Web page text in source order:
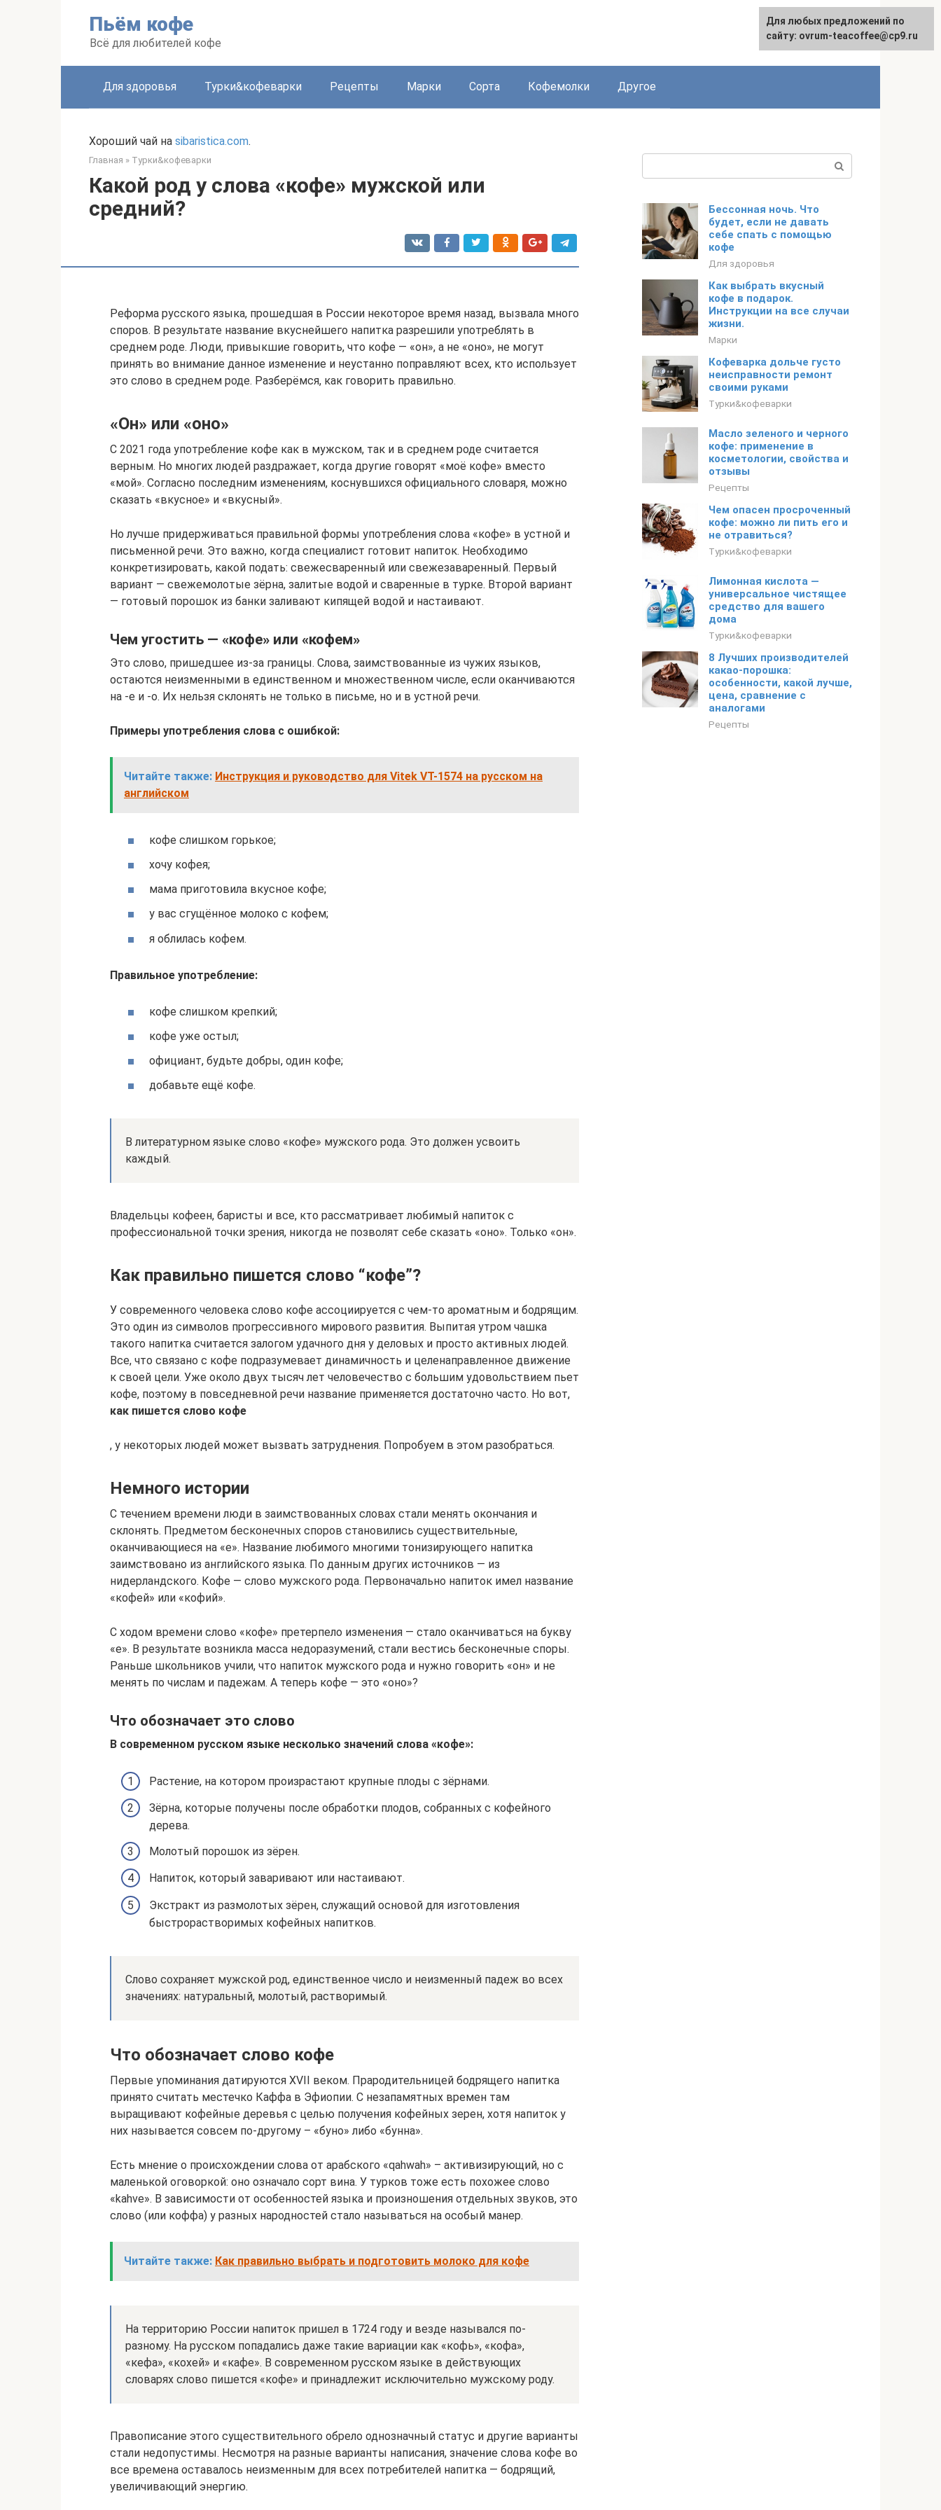
Пьём кофе
Всё для любителей кофе
English
Для здоровья Турки&кофеварки Рецепты Марки Сорта Кофемолки Другое
Хороший чай на sibaristica.com.
Главная » Турки&кофеварки
Какой род у слова «кофе» мужской или
средний?
Реформа русского языка, прошедшая в России некоторое время назад, вызвала много
споров. В результате название вкуснейшего напитка разрешили употреблять в
среднем роде. Люди, привыкшие говорить, что кофе — «он», а не «оно», не могут
принять во внимание данное изменение и неустанно поправляют всех, кто использует
это слово в среднем роде. Разберёмся, как говорить правильно.
«Он» или «оно»
С 2021 года употребление кофе как в мужском, так и в среднем роде считается
верным. Но многих людей раздражает, когда другие говорят «моё кофе» вместо
«мой». Согласно последним изменениям, коснувшихся официального словаря, можно
сказать «вкусное» и «вкусный».
Но лучше придерживаться правильной формы употребления слова «кофе» в устной и
письменной речи. Это важно, когда специалист готовит напиток. Необходимо
конкретизировать, какой подать: свежесваренный или свежезаваренный. Первый
вариант — свежемолотые зёрна, залитые водой и сваренные в турке. Второй вариант
— готовый порошок из банки заливают кипящей водой и настаивают.
Чем угостить — «кофе» или «кофем»
Это слово, пришедшее из-за границы. Слова, заимствованные из чужих языков,
остаются неизменными в единственном и множественном числе, если оканчиваются
на -е и -о. Их нельзя склонять не только в письме, но и в устной речи.
Примеры употребления слова с ошибкой:
Читайте также: Инструкция и руководство для Vitek VT-1574 на русском на
английском
кофе слишком горькое;
хочу кофея;
мама приготовила вкусное кофе;
у вас сгущённое молоко с кофем;
я облилась кофем.
Правильное употребление:
кофе слишком крепкий;
кофе уже остыл;
официант, будьте добры, один кофе;
добавьте ещё кофе.
В литературном языке слово «кофе» мужского рода. Это должен усвоить
каждый.
Владельцы кофеен, баристы и все, кто рассматривает любимый напиток с
профессиональной точки зрения, никогда не позволят себе сказать «оно». Только «он».
Как правильно пишется слово “кофе”?
У современного человека слово кофе ассоциируется с чем-то ароматным и бодрящим.
Это один из символов прогрессивного мирового развития. Выпитая утром чашка
такого напитка считается залогом удачного дня у деловых и просто активных людей.
Все, что связано с кофе подразумевает динамичность и целенаправленное движение
к своей цели. Уже около двух тысяч лет человечество с большим удовольствием пьет
кофе, поэтому в повседневной речи название применяется достаточно часто. Но вот,
как пишется слово кофе
, у некоторых людей может вызвать затруднения. Попробуем в этом разобраться.
Немного истории
С течением времени люди в заимствованных словах стали менять окончания и
склонять. Предметом бесконечных споров становились существительные,
оканчивающиеся на «е». Название любимого многими тонизирующего напитка
заимствовано из английского языка. По данным других источников — из
нидерландского. Кофе — слово мужского рода. Первоначально напиток имел название
«кофей» или «кофий».
С ходом времени слово «кофе» претерпело изменения — стало оканчиваться на букву
«е». В результате возникла масса недоразумений, стали вестись бесконечные споры.
Раньше школьников учили, что напиток мужского рода и нужно говорить «он» и не
менять по числам и падежам. А теперь кофе — это «оно»?
Что обозначает это слово
В современном русском языке несколько значений слова «кофе»:
Растение, на котором произрастают крупные плоды с зёрнами.
Зёрна, которые получены после обработки плодов, собранных с кофейного
дерева.
Молотый порошок из зёрен.
Напиток, который заваривают или настаивают.
Экстракт из размолотых зёрен, служащий основой для изготовления
быстрорастворимых кофейных напитков.
Слово сохраняет мужской род, единственное число и неизменный падеж во всех
значениях: натуральный, молотый, растворимый.
Что обозначает слово кофе
Первые упоминания датируются XVII веком. Прародительницей бодрящего напитка
принято считать местечко Каффа в Эфиопии. С незапамятных времен там
выращивают кофейные деревья с целью получения кофейных зерен, хотя напиток у
них называется совсем по-другому – «буно» либо «бунна».
Есть мнение о происхождении слова от арабского «qahwah» – активизирующий, но с
маленькой оговоркой: оно означало сорт вина. У турков тоже есть похожее слово
«kahve». В зависимости от особенностей языка и произношения отдельных звуков, это
слово (или коффа) у разных народностей стало называться на особый манер.
Читайте также: Как правильно выбрать и подготовить молоко для кофе
На территорию России напиток пришел в 1724 году и везде назывался по-
разному. На русском попадались даже такие вариации как «кофь», «кофа»,
«кефа», «кохей» и «кафе». В современном русском языке в действующих
словарях слово пишется «кофе» и принадлежит исключительно мужскому роду.
Правописание этого существительного обрело однозначный статус и другие варианты
стали недопустимы. Несмотря на разные варианты написания, значение слова кофе во
все времена оставалось неизменным для всех потребителей напитка — бодрящий,
увеличивающий энергию.
Бессонная ночь. Что
будет, если не давать
себе спать с помощью
кофе
Для здоровья
Как выбрать вкусный
кофе в подарок.
Инструкции на все случаи
жизни.
Марки
Кофеварка дольче густо
неисправности ремонт
своими руками
Турки&кофеварки
Масло зеленого и черного
кофе: применение в
косметологии, свойства и
отзывы
Рецепты
Чем опасен просроченный
кофе: можно ли пить его и
не отравиться?
Турки&кофеварки
Лимонная кислота —
универсальное чистящее
средство для вашего
дома
Турки&кофеварки
8 Лучших производителей
какао-порошка:
особенности, какой лучше,
цена, сравнение с
аналогами
Рецепты
Для любых предложений по
сайту: ovrum-teacoffee@cp9.ru
Для любых предложений по
сайту: ovrum-teacoffee@cp9.ru